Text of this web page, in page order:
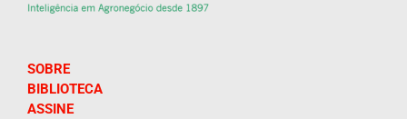
SOBRE
BIBLIOTECA
ASSINE